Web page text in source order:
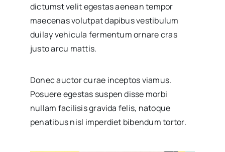
dictumst velit egestas aenean tempor
maecenas volutpat dapibus vestibulum
duilay vehicula fermentum ornare cras
justo arcu mattis.
Donec auctor curae inceptos viamus.
Posuere egestas suspen disse morbi
nullam facilisis gravida felis, natoque
penatibus nisl imperdiet bibendum tortor.